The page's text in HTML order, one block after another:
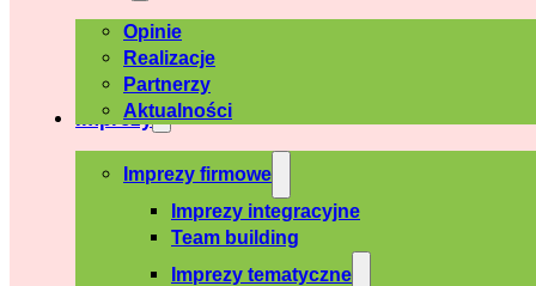
Opinie
Realizacje
Partnerzy
Aktualności
Imprezy
Imprezy firmowe
Imprezy integracyjne
Team building
Imprezy tematyczne